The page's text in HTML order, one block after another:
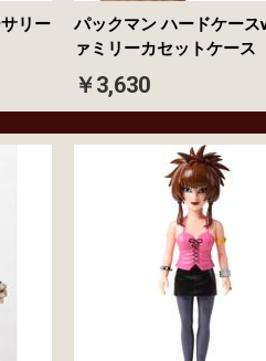
リー
パックマン ハードケース
ァミリーカセットケース
￥3,630